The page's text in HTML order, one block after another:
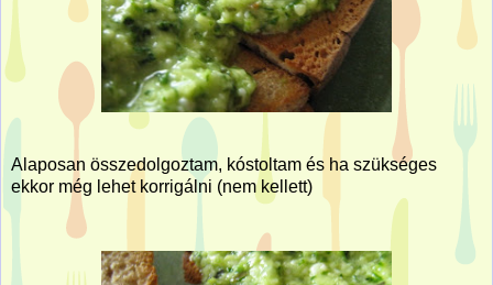
Alaposan összedolgoztam, kóstoltam és ha szükséges
ekkor még lehet korrigálni (nem kellett)